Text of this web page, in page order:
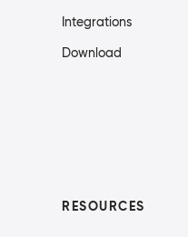
Integrations
Download
RESOURCES